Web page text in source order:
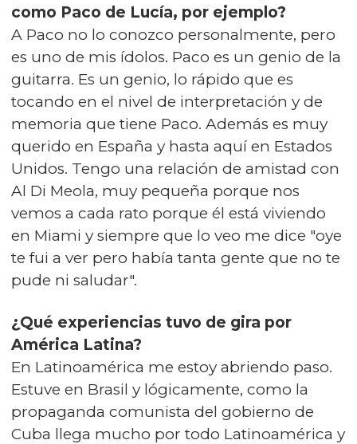
como Paco de Lucía, por ejemplo?
A Paco no lo conozco personalmente, pero
es uno de mis ídolos. Paco es un genio de la
guitarra. Es un genio, lo rápido que es
tocando en el nivel de interpretación y de
memoria que tiene Paco. Además es muy
querido en España y hasta aquí en Estados
Unidos. Tengo una relación de amistad con
Al Di Meola, muy pequeña porque nos
vemos a cada rato porque él está viviendo
en Miami y siempre que lo veo me dice "oye
te fui a ver pero había tanta gente que no te
pude ni saludar".
¿Qué experiencias tuvo de gira por
América Latina?
En Latinoamérica me estoy abriendo paso.
Estuve en Brasil y lógicamente, como la
propaganda comunista del gobierno de
Cuba llega mucho por todo Latinoamérica y